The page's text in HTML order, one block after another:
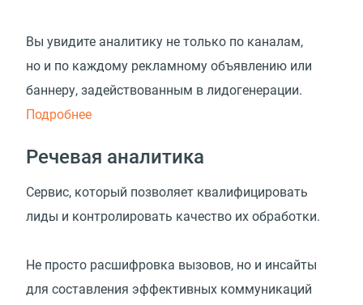
Вы увидите аналитику не только по каналам,
но и по каждому рекламному объявлению или
баннеру, задействованным в лидогенерации.
Подробнее
Речевая аналитика
Сервис, который позволяет квалифицировать
лиды и контролировать качество их обработки.
Не просто расшифровка вызовов, но и инсайты
для составления эффективных коммуникаций